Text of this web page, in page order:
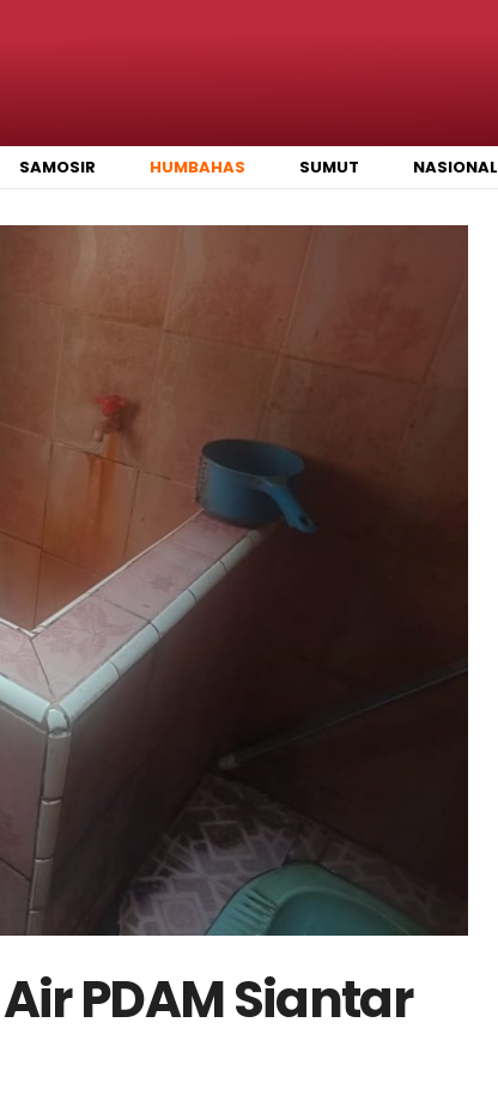
SAMOSIR HUMBAHAS SUMUT NASIONAL
PDAM Siantar